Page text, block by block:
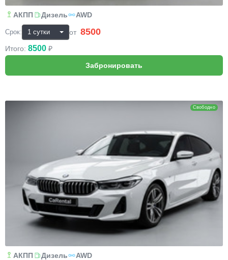
АКПП Дизель AWD
Срок: от 8500
Итого: 8500 ₽
Свободно
АКПП Дизель AWD